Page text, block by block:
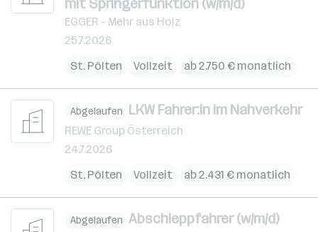
EGGER - Mehr aus Holz
25.7.2026
St. Pölten
Vollzeit ab 2.750 € monatlich
Abgelaufen LKW Fahrer:in im Nahverkehr
REWE Group Österreich
24.7.2026
St. Pölten
Vollzeit ab 2.431 € monatlich
Abgelaufen Abschleppfahrer (w/m/d)